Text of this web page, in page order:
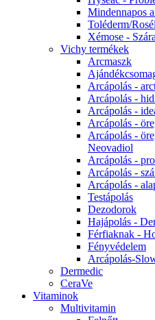
Mindennapos
Toléderm/
Xémose -
Vichy termékek
Arcmaszk
Arcápolás -
Arcápolás -
Arcápolás -
Arcápolás -
Arcápolás -
Neovadiol
Arcápolás -
Arcápolás -
Arcápolás -
Testápolás
Dezodorok
Hajápolás -
Férfiaknak -
Fényvédelem
Arcápolás-
Dermedic
CeraVe
Vitaminok
Multivitamin